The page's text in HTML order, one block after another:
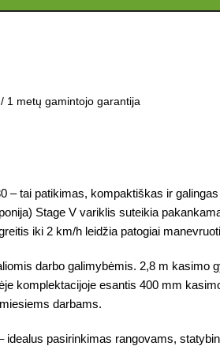
1 metų gamintojo garantija
– tai patikimas, kompaktiškas ir
Stage V variklis suteikia
iki 2 km/h leidžia patogiai
darbo galimybėmis. 2,8 m kasimo
komplektacijoje esantis 400 mm
darbams.
idealus pasirinkimas rangovams,